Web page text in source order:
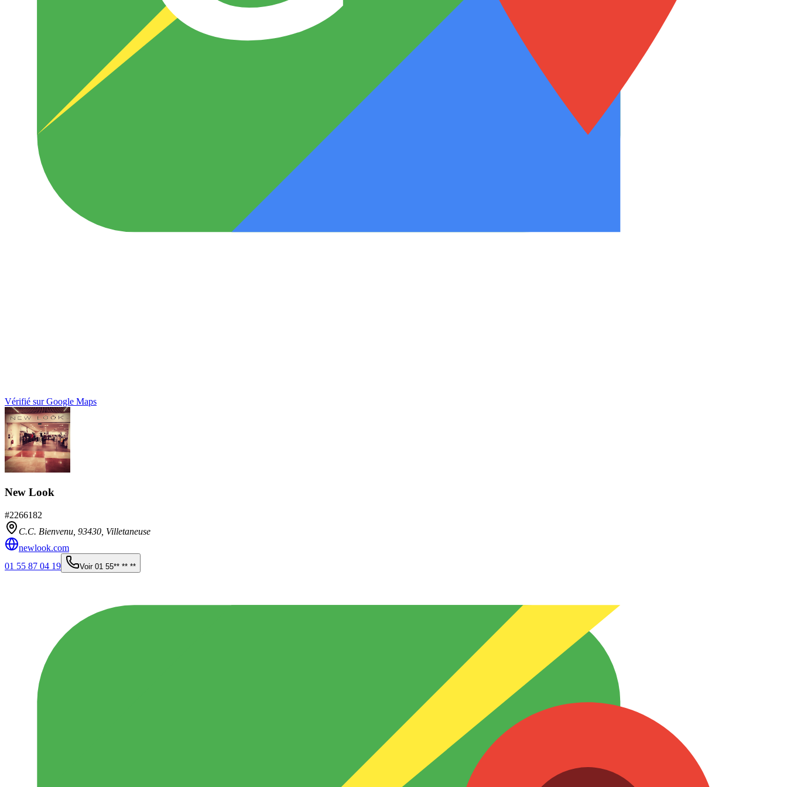
Vérifié sur Google Maps
New Look
#2266182
C.C. Bienvenu, 93430 Villetaneuse
newlook.com
01 55 87 04 19
Voir 01 55** ** **